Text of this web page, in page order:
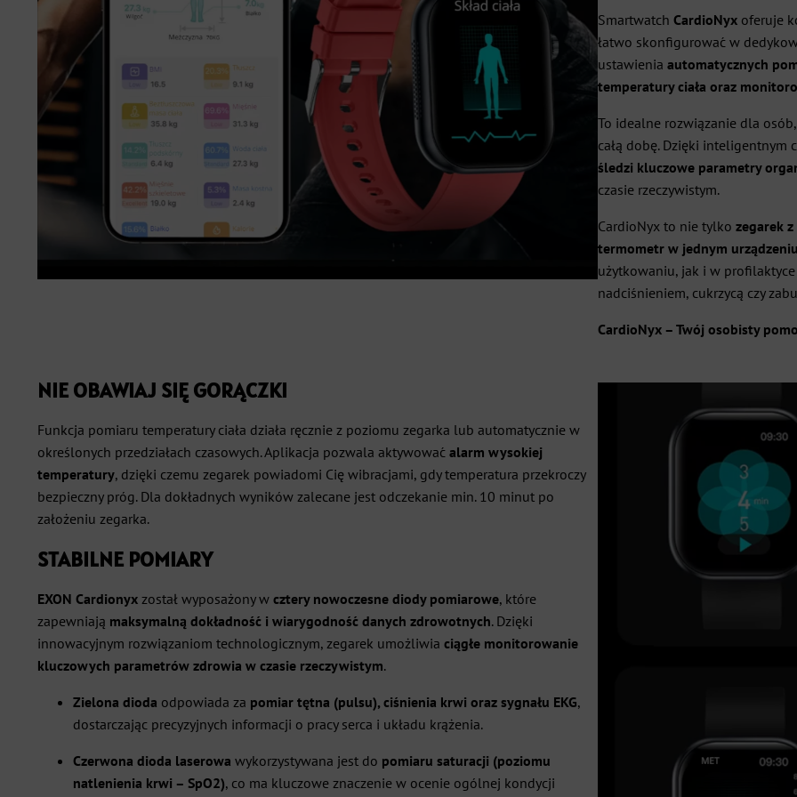
Smartwatch CardioNyx oferuje
łatwo skonfigurować w
ustawienia automatycznych
temperatury ciała oraz
To idealne rozwiązanie dla
całą dobę. Dzięki
śledzi kluczowe parametry
czasie rzeczywistym.
CardioNyx to nie tylko zegarek
termometr w jednym
użytkowaniu, jak i w
nadciśnieniem, cukrzycą czy
CardioNyx – Twój osobisty
NIE OBAWIAJ SIĘ GORĄCZKI
Funkcja pomiaru temperatury ciała działa ręcznie z poziomu zegarka lub automatycznie w
określonych przedziałach czasowych. Aplikacja pozwala aktywować alarm wysokiej
temperatury, dzięki czemu zegarek powiadomi Cię wibracjami, gdy temperatura przekroczy
bezpieczny próg. Dla dokładnych wyników zalecane jest odczekanie min. 10 minut po
założeniu zegarka.
STABILNE POMIARY
EXON Cardionyx został wyposażony w cztery nowoczesne diody pomiarowe, które
zapewniają maksymalną dokładność i wiarygodność danych zdrowotnych. Dzięki
innowacyjnym rozwiązaniom technologicznym, zegarek umożliwia ciągłe monitorowanie
kluczowych parametrów zdrowia w czasie rzeczywistym.
Zielona dioda odpowiada za pomiar tętna (pulsu), ciśnienia krwi oraz sygnału EKG,
dostarczając precyzyjnych informacji o pracy serca i układu krążenia.
Czerwona dioda laserowa wykorzystywana jest do pomiaru saturacji (poziomu
natlenienia krwi – SpO2), co ma kluczowe znaczenie w ocenie ogólnej kondycji